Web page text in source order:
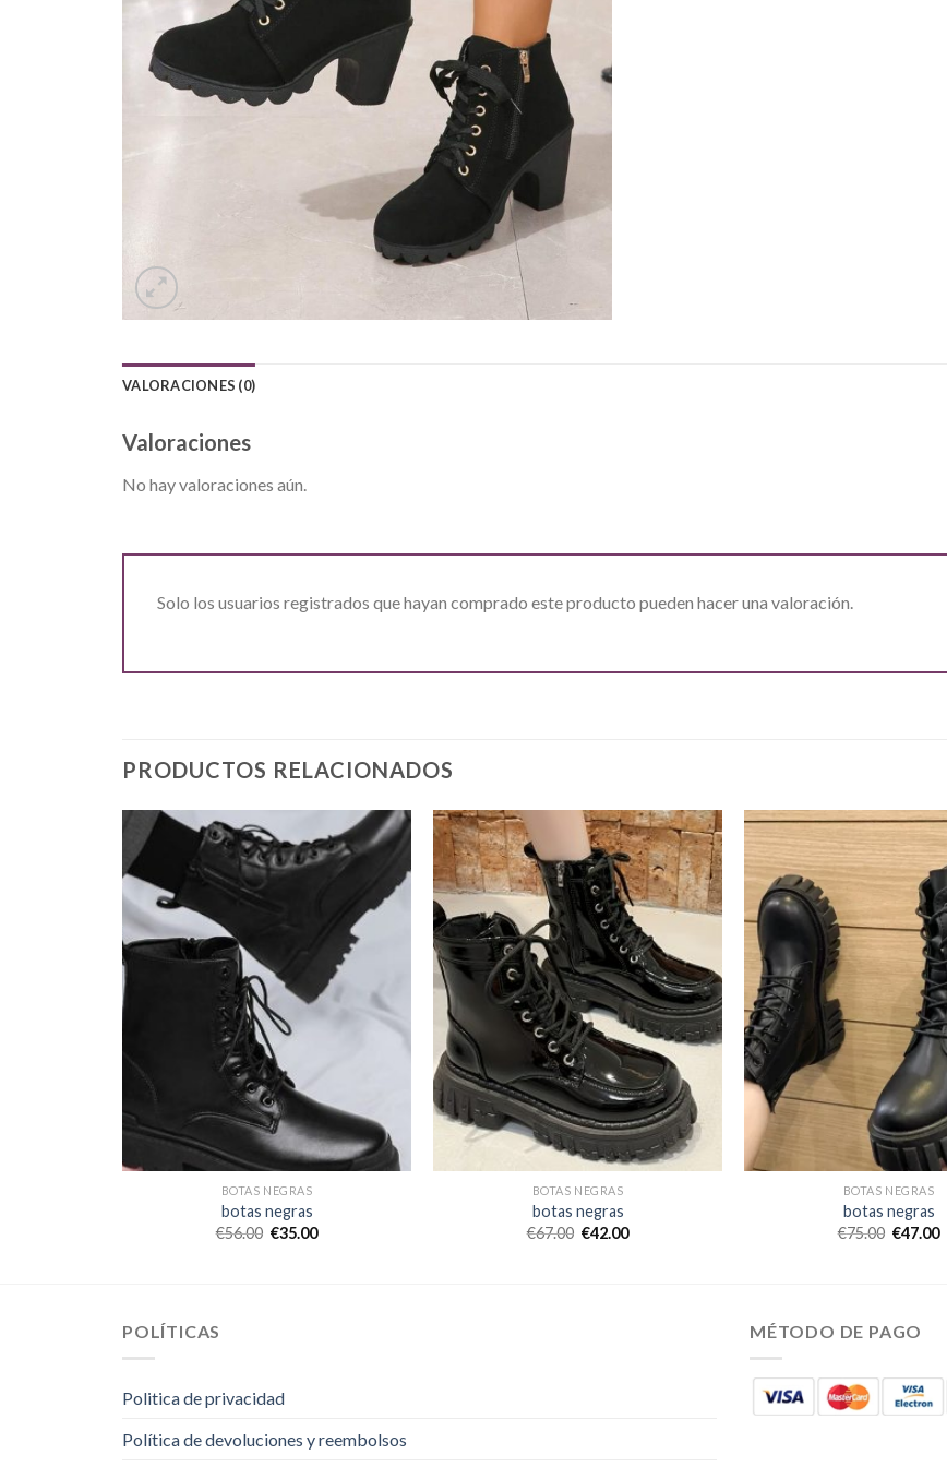
VALORACIONES (0)
Valoraciones
No hay valoraciones aún.
Solo los usuarios registrados que hayan comprado este producto pueden hacer una valoración.
PRODUCTOS RELACIONADOS
BOTAS NEGRAS
botas negras
€56.00 €35.00
BOTAS NEGRAS
botas negras
€67.00 €42.00
BOTAS NEGRAS
botas negras
€75.00 €47.00
POLÍTICAS
Politica de privacidad
Política de devoluciones y reembolsos
MÉTODO DE PAGO